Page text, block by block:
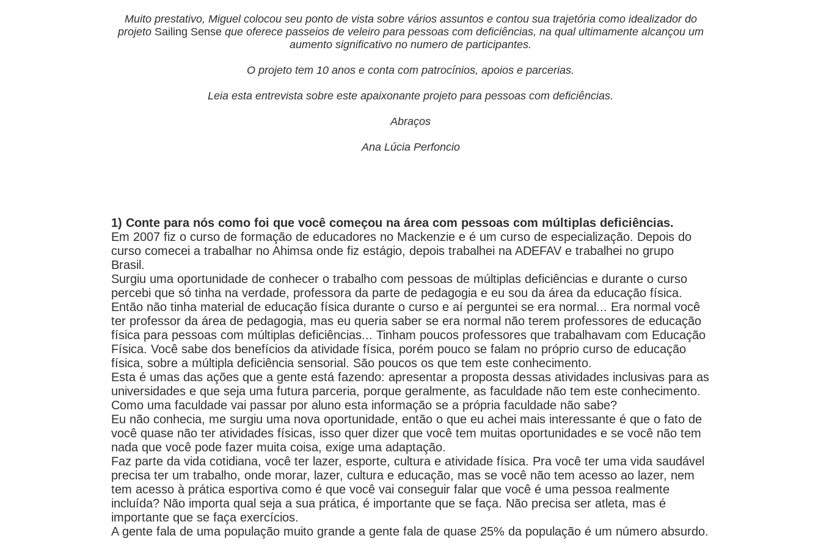
Muito prestativo, Miguel colocou seu ponto de vista sobre vários assuntos e contou sua trajetória como idealizador do
projeto Sailing Sense que oferece passeios de veleiro para pessoas com deficiências, na qual ultimamente alcançou um
aumento significativo no numero de participantes.
O projeto tem 10 anos e conta com patrocínios, apoios e parcerias.
Leia esta entrevista sobre este apaixonante projeto para pessoas com deficiências.
Abraços
Ana Lúcia Perfoncio
1) Conte para nós como foi que você começou na área com pessoas com múltiplas deficiências.
Em 2007 fiz o curso de formação de educadores no Mackenzie e é um curso de especialização. Depois do
curso comecei a trabalhar no Ahimsa onde fiz estágio, depois trabalhei na ADEFAV e trabalhei no grupo
Brasil.
Surgiu uma oportunidade de conhecer o trabalho com pessoas de múltiplas deficiências e durante o curso
percebi que só tinha na verdade, professora da parte de pedagogia e eu sou da área da educação física.
Então não tinha material de educação física durante o curso e aí perguntei se era normal... Era normal você
ter professor da área de pedagogia, mas eu queria saber se era normal não terem professores de educação
física para pessoas com múltiplas deficiências... Tinham poucos professores que trabalhavam com Educação
Física. Você sabe dos benefícios da atividade física, porém pouco se falam no próprio curso de educação
física, sobre a múltipla deficiência sensorial. São poucos os que tem este conhecimento.
Esta é umas das ações que a gente está fazendo: apresentar a proposta dessas atividades inclusivas para as
universidades e que seja uma futura parceria, porque geralmente, as faculdade não tem este conhecimento.
Como uma faculdade vai passar por aluno esta informação se a própria faculdade não sabe?
Eu não conhecia, me surgiu uma nova oportunidade, então o que eu achei mais interessante é que o fato de
você quase não ter atividades físicas, isso quer dizer que você tem muitas oportunidades e se você não tem
nada que você pode fazer muita coisa, exige uma adaptação.
Faz parte da vida cotidiana, você ter lazer, esporte, cultura e atividade física. Pra você ter uma vida saudável
precisa ter um trabalho, onde morar, lazer, cultura e educação, mas se você não tem acesso ao lazer, nem
tem acesso à prática esportiva como é que você vai conseguir falar que você é uma pessoa realmente
incluída? Não importa qual seja a sua prática, é importante que se faça. Não precisa ser atleta, mas é
importante que se faça exercícios.
A gente fala de uma população muito grande a gente fala de quase 25% da população é um número absurdo.